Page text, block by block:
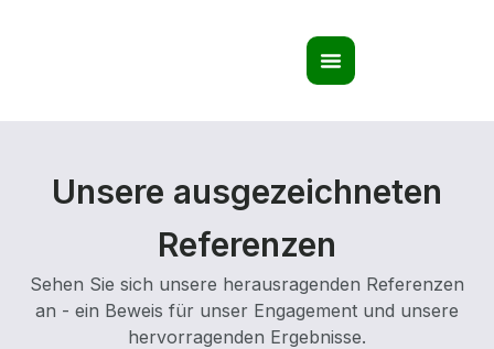
Unsere ausgezeichneten
Referenzen
Sehen Sie sich unsere herausragenden Referenzen
an - ein Beweis für unser Engagement und unsere
hervorragenden Ergebnisse.